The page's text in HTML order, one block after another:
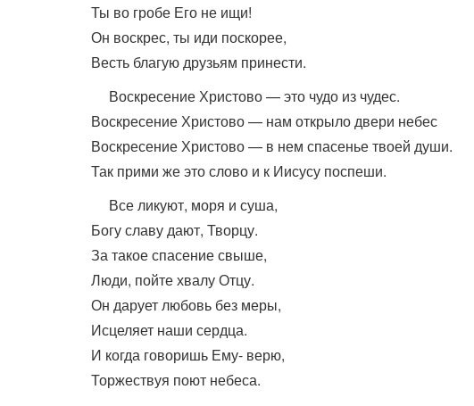
Ты во гробе Его не ищи!
Он воскрес, ты иди поскорее,
Весть благую друзьям принести.
Воскресение Христово — это чудо из чудес.
Воскресение Христово — нам открыло двери небес
Воскресение Христово — в нем спасенье твоей души.
Так прими же это слово и к Иисусу поспеши.
Все ликуют, моря и суша,
Богу славу дают, Творцу.
За такое спасение свыше,
Люди, пойте хвалу Отцу.
Он дарует любовь без меры,
Исцеляет наши сердца.
И когда говоришь Ему- верю,
Торжествуя поют небеса.